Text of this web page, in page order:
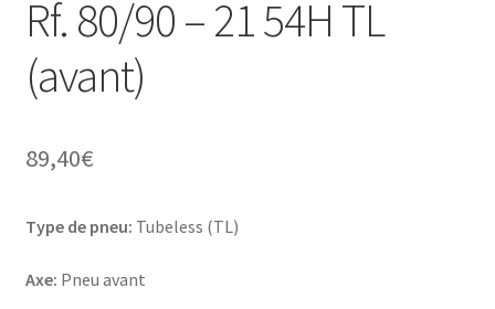
Rf. 80/90 – 21 54H TL
(avant)
89,40€
Type de pneu: Tubeless (TL)
Axe: Pneu avant